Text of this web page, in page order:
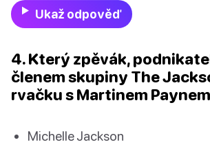
Ukaž odpověď
4. Který zpěvák,
členem skupiny The
rvačku s Martinem
Michelle Jackson